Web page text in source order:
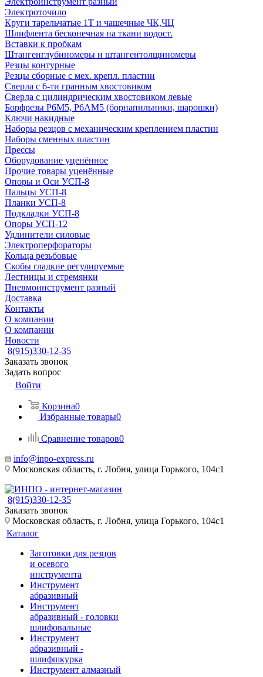
Электроточило
Круги тарельчатые 1Т и чашечные ЧК,ЧЦ
Шлифлента бесконечная на ткани водост.
Вставки к пробкам
Штангенглубиномеры и штангентолщиномеры
Резцы контурные
Резцы сборные с мех. крепл. пластин
Сверла с 6-ти гранным хвостовиком
Сверла с цилиндрическим хвостовиком левые
Борфрезы Р6М5, Р6АМ5 (борнапильники, шарошки)
Ключи накидные
Наборы резцов с механическим креплением пластин
Наборы сменных пластин
Прессы
Оборудование уценённое
Прочие товары уценённые
Опоры и Оси УСП-8
Пальцы УСП-8
Планки УСП-8
Подкладки УСП-8
Опоры УСП-12
Удлинители силовые
Электроперфораторы
Кольца резьбовые
Скобы гладкие регулируемые
Лестницы и стремянки
Пневмоинструмент разный
Доставка
Контакты
О компании
О компании
Новости
8(915)330-12-35
Заказать звонок
Задать вопрос
Войти
Корзина0
Избранные товары0
Сравнение товаров0
info@inpo-express.ru
Московская область, г. Лобня, улица Горького, 104с1
8(915)330-12-35
Заказать звонок
Московская область, г. Лобня, улица Горького, 104с1
Каталог
Заготовки для резцов
и осевого
инструмента
Инструмент
абразивный
Инструмент
абразивный - головки
шлифовальные
Инструмент
абразивный -
шлифшкурка
Инструмент алмазный